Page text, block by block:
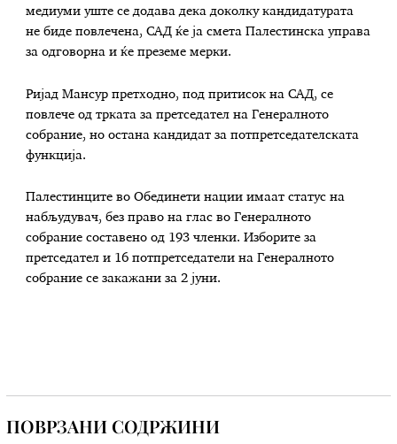
медиуми уште се додава дека доколку кандидатурата
не биде повлечена, САД ќе ја смета Палестинска управа
за одговорна и ќе преземе мерки.
Ријад Мансур претходно, под притисок на САД, се
повлече од трката за претседател на Генералното
собрание, но остана кандидат за потпретседателската
функција.
Палестинците во Обединети нации имаат статус на
набљудувач, без право на глас во Генералното
собрание составено од 193 членки. Изборите за
претседател и 16 потпретседатели на Генералното
собрание се закажани за 2 јуни.
ПОВРЗАНИ СОДРЖИНИ